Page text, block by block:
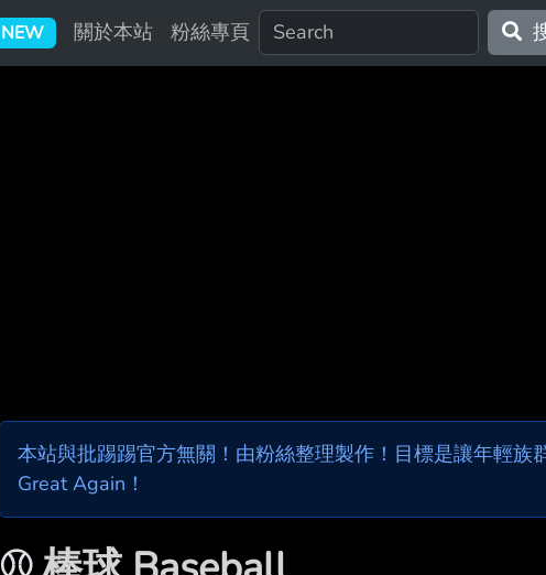
NEW 關於本站 粉絲專頁
本站與批踢踢官方無關！由粉絲整理製作！目標是讓年輕族
Great Again！